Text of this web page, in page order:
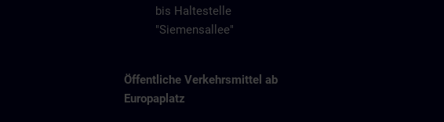
bis Haltestelle
"Siemensallee"
Öffentliche Verkehrsmittel ab
Europaplatz